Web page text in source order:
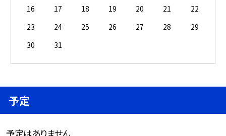
16
17 18 19 20 21
22
23
24 25 26 27 28
29
30
31
予定
予定はありません